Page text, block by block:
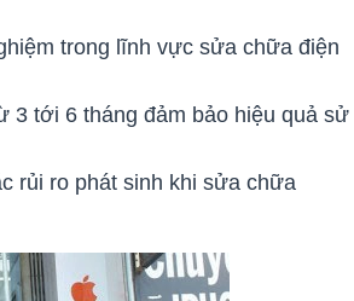
trong lĩnh vực sửa chữa điện
3 tới 6 tháng đảm bảo hiệu quả sử
rủi ro phát sinh khi sửa chữa